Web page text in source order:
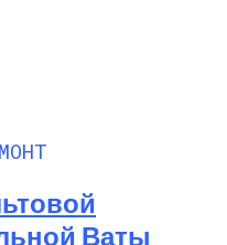
Ваты